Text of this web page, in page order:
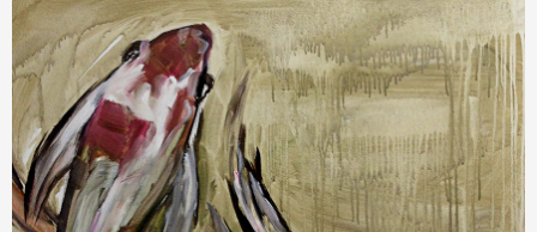
AUSSTELLUNGEN
KONTAKT